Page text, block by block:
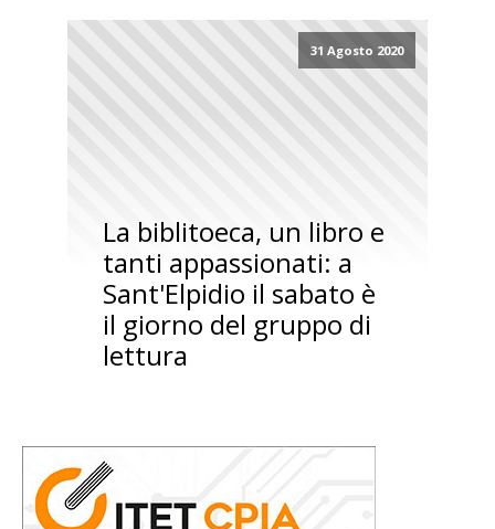
31 Agosto 2020
La biblitoeca, un libro e
tanti appassionati: a
Sant'Elpidio il sabato è
il giorno del gruppo di
lettura